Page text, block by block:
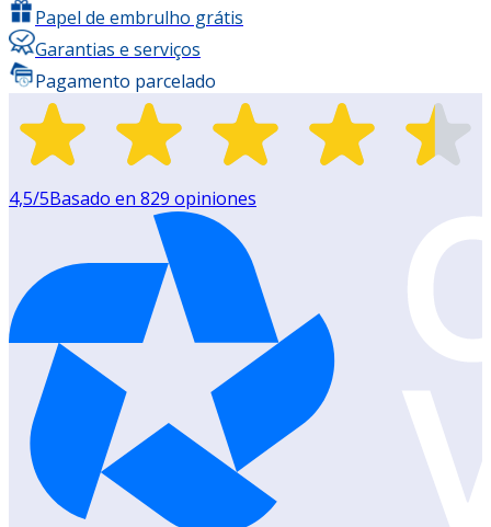
Papel de embrulho grátis
Garantias e serviços
Pagamento parcelado
4,5/5Basado en 829 opiniones